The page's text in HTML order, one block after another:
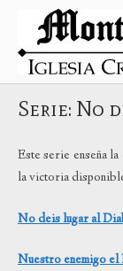
contenido
Inicio
Serie: No
Este serie enseña
la victoria
No deis lugar al
Nuestro enemigo